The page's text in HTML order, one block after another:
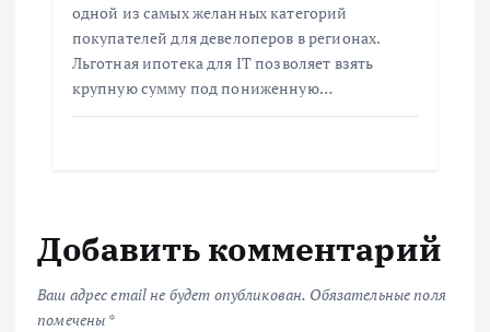
одной из самых желанных категорий
покупателей для девелоперов в регионах.
Льготная ипотека для IT позволяет взять
крупную сумму под пониженную…
Добавить комментарий
Ваш адрес email не будет опубликован. Обязательные поля
помечены *